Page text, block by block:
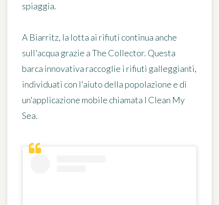
spiaggia.
A Biarritz, la lotta ai rifiuti continua anche
sull'acqua grazie aThe Collector. Questa
barca innovativa raccoglie i rifiuti galleggianti,
individuati con l'aiuto della popolazione e di
un'applicazione mobile chiamata I Clean My
Sea.